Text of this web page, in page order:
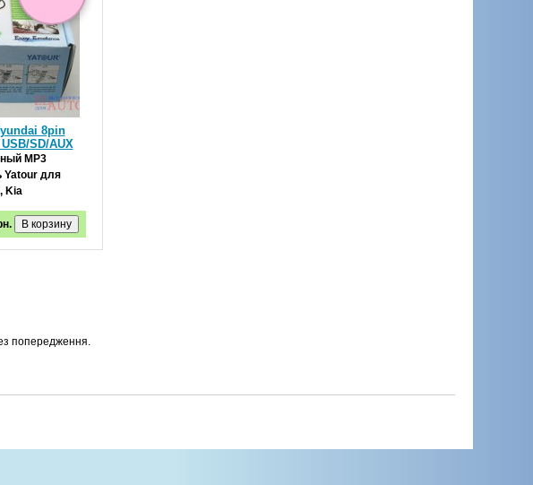
8pin
SD/AUX
MP3
Yatour для
Kia
попередження.